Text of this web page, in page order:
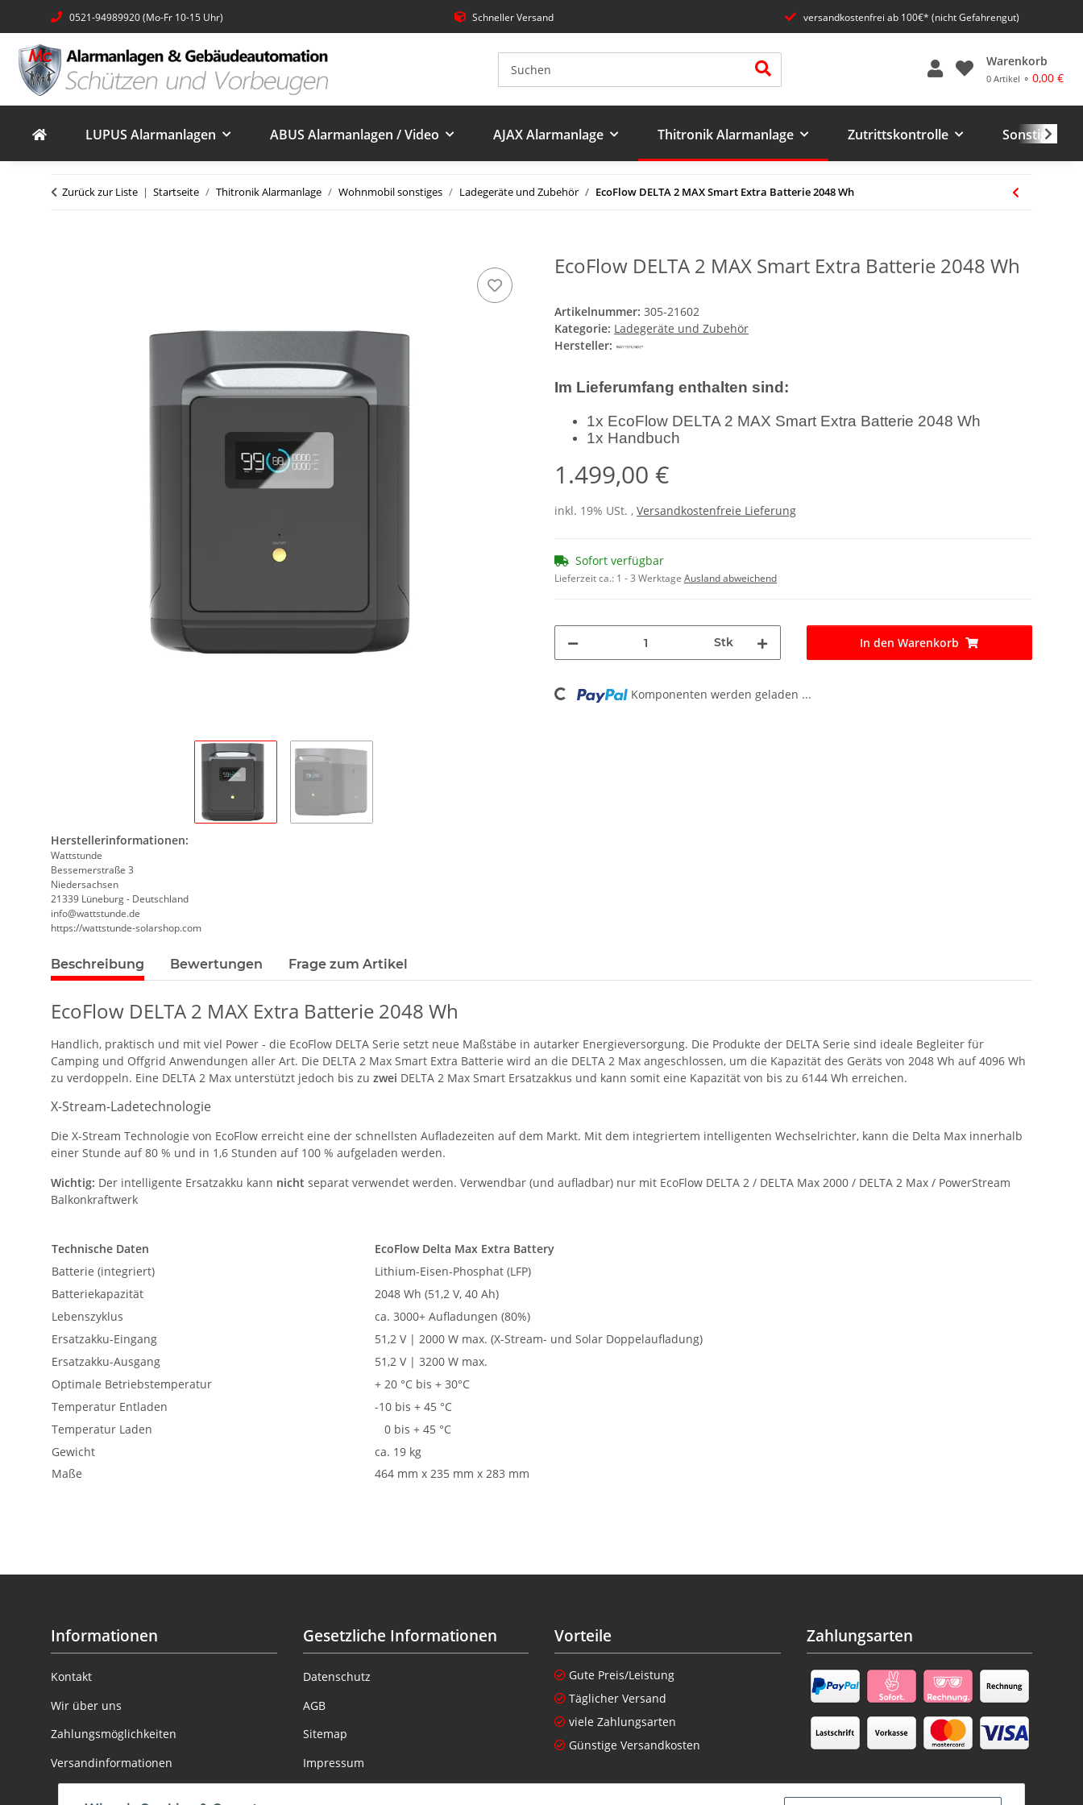
0521-94989920 (Mo-Fr 10-15 Uhr) Schneller Versand versandkostenfrei ab 100€* (nicht Gefahrengut)
Warenkorb
0 Artikel ⚬ 0,00 €
LUPUS Alarmanlagen ABUS Alarmanlagen / Video AJAX Alarmanlage Thitronik Alarmanlage Zutrittskontrolle Sonstiges
Zurück zur Liste Startseite Thitronik Alarmanlage Wohnmobil sonstiges Ladegeräte und Zubehör EcoFlow DELTA 2 MAX Smart Extra Batterie 2048 Wh
EcoFlow DELTA 2 MAX Smart Extra Batterie 2048 Wh
Artikelnummer: 305-21602
Kategorie: Ladegeräte und Zubehör
Hersteller:
Im Lieferumfang enthalten sind:
1x EcoFlow DELTA 2 MAX Smart Extra Batterie 2048 Wh
1x Handbuch
1.499,00 €
inkl. 19% USt. , Versandkostenfreie Lieferung
Sofort verfügbar
Lieferzeit ca.: 1 - 3 Werktage Ausland abweichend
Stk In den Warenkorb
Loading... Komponenten werden geladen ...
Herstellerinformationen:
Wattstunde
Bessemerstraße 3
Niedersachsen
21339 Lüneburg - Deutschland
info@wattstunde.de
https://wattstunde-solarshop.com
Beschreibung Bewertungen Frage zum Artikel
EcoFlow DELTA 2 MAX Extra Batterie 2048 Wh
Handlich, praktisch und mit viel Power - die EcoFlow DELTA Serie setzt neue Maßstäbe in autarker Energieversorgung. Die Produkte der DELTA Serie sind ideale Begleiter für
Camping und Offgrid Anwendungen aller Art. Die DELTA 2 Max Smart Extra Batterie wird an die DELTA 2 Max angeschlossen, um die Kapazität des Geräts von 2048 Wh auf 4096 Wh
zu verdoppeln. Eine DELTA 2 Max unterstützt jedoch bis zu zwei DELTA 2 Max Smart Ersatzakkus und kann somit eine Kapazität von bis zu 6144 Wh erreichen.
X-Stream-Ladetechnologie
Die X-Stream Technologie von EcoFlow erreicht eine der schnellsten Aufladezeiten auf dem Markt. Mit dem integriertem intelligenten Wechselrichter, kann die Delta Max innerhalb
einer Stunde auf 80 % und in 1,6 Stunden auf 100 % aufgeladen werden.
Wichtig: Der intelligente Ersatzakku kann nicht separat verwendet werden. Verwendbar (und aufladbar) nur mit EcoFlow DELTA 2 / DELTA Max 2000 / DELTA 2 Max / PowerStream
Balkonkraftwerk
Technische Daten
EcoFlow Delta Max Extra Battery
Batterie (integriert)
Lithium-Eisen-Phosphat (LFP)
Batteriekapazität
2048 Wh (51,2 V, 40 Ah)
Lebenszyklus
ca. 3000+ Aufladungen (80%)
Ersatzakku-Eingang
51,2 V | 2000 W max. (X-Stream- und Solar Doppelaufladung)
Ersatzakku-Ausgang
51,2 V | 3200 W max.
Optimale Betriebstemperatur
+ 20 °C bis + 30°C
Temperatur Entladen
-10 bis + 45 °C
Temperatur Laden
0 bis + 45 °C
Gewicht
ca. 19 kg
Maße
464 mm x 235 mm x 283 mm
Informationen
Kontakt
Wir über uns
Zahlungsmöglichkeiten
Versandinformationen
Gesetzliche Informationen
Datenschutz
AGB
Sitemap
Impressum
Vorteile
Gute Preis/Leistung
Täglicher Versand
viele Zahlungsarten
Günstige Versandkosten
Zahlungsarten